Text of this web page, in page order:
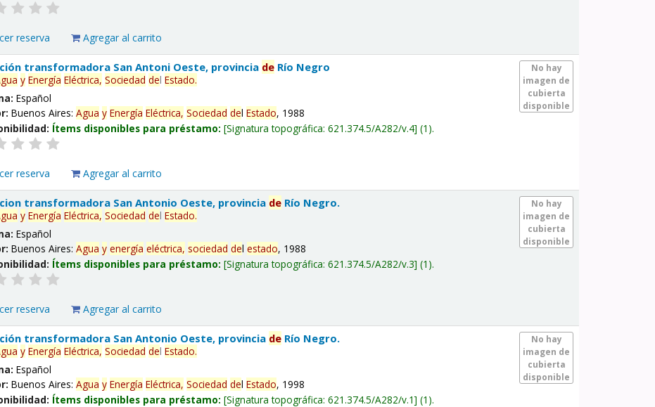
reserva Agregar al carrito
No hay
imagen de
cubierta
disponible
transformadora San Antoni Oeste, provincia de Río Negro
y Energía Eléctrica, Sociedad delEstado.
Español
Buenos Aires:Agua y Energía Eléctrica, Sociedad delEstado, 1988
Ítems disponibles para préstamo: Signatura topográfica:621.374.5/A282/v.4 (1).
reserva Agregar al carrito
No hay
imagen de
cubierta
disponible
transformadora San Antonio Oeste, provincia de Río Negro.
y Energía Eléctrica, Sociedad delEstado.
Español
Buenos Aires:Agua y energía eléctrica, sociedad delestado, 1988
Ítems disponibles para préstamo: Signatura topográfica:621.374.5/A282/v.3 (1).
reserva Agregar al carrito
No hay
imagen de
cubierta
disponible
transformadora San Antonio Oeste, provincia de Río Negro.
y Energía Eléctrica, Sociedad delEstado.
Español
Buenos Aires:Agua y Energía Eléctrica, Sociedad delEstado, 1998
Ítems disponibles para préstamo: Signatura topográfica:621.374.5/A282/v.1 (1).